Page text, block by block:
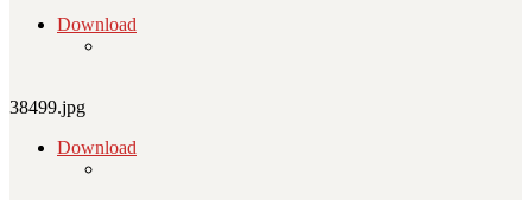
Download
38499.jpg
Download